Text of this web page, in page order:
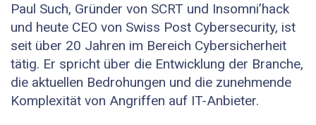
Paul Such, Gründer von SCRT und Insomni’hack
und heute CEO von Swiss Post Cybersecurity, ist
seit über 20 Jahren im Bereich Cybersicherheit
tätig. Er spricht über die Entwicklung der Branche,
die aktuellen Bedrohungen und die zunehmende
Komplexität von Angriffen auf IT-Anbieter.